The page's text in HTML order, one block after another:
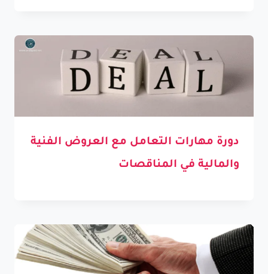
دورة مهارات التعامل مع العروض الفنية
والمالية في المناقصات